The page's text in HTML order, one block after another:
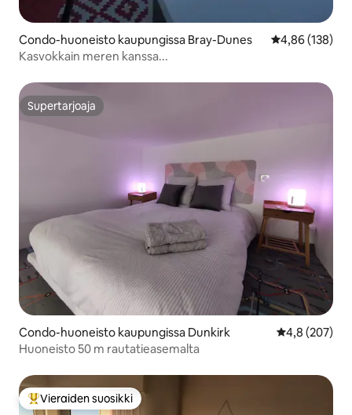
Condo-huoneisto kaupungissa Bray-Dunes
4,86 (138)
Kasvokkain meren kanssa...
Supertarjoaja
Supertarjoaja
Condo-huoneisto kaupungissa Dunkirk
4,8 (207)
Huoneisto 50 m rautatieasemalta
Vieraiden suosikkien parhaimmistoa
Vieraiden suosikki